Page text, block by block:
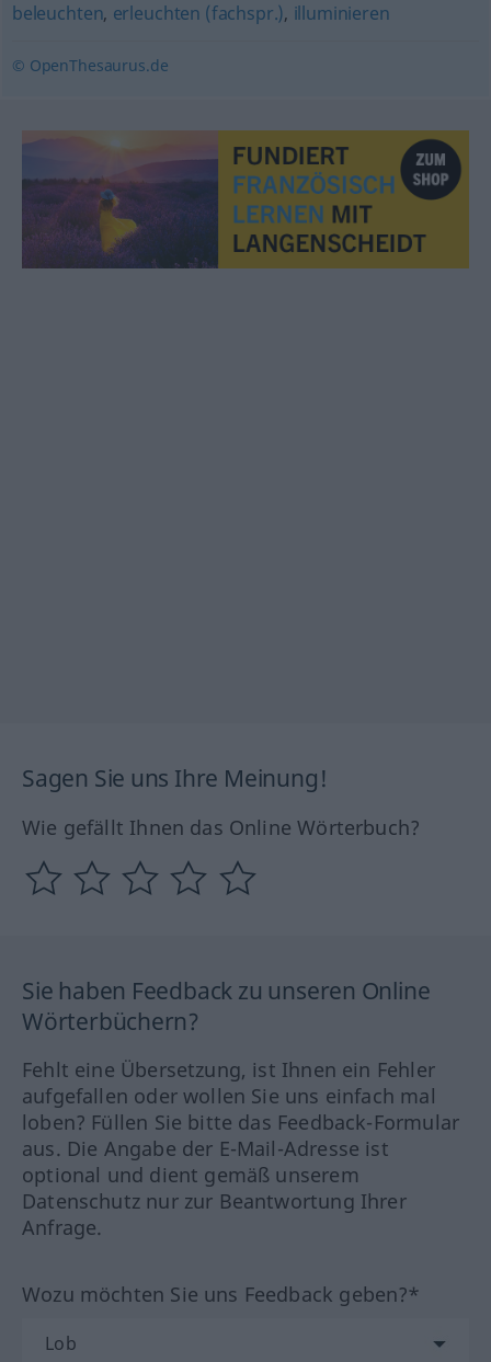
beleuchten, erleuchten (fachspr.), illuminieren
© OpenThesaurus.de
Sagen Sie uns Ihre Meinung!
Wie gefällt Ihnen das Online Wörterbuch?
Sie haben Feedback zu unseren Online
Wörterbüchern?
Fehlt eine Übersetzung, ist Ihnen ein Fehler
aufgefallen oder wollen Sie uns einfach mal
loben? Füllen Sie bitte das Feedback-Formular
aus. Die Angabe der E-Mail-Adresse ist
optional und dient gemäß unserem
Datenschutz nur zur Beantwortung Ihrer
Anfrage.
Wozu möchten Sie uns Feedback geben?*